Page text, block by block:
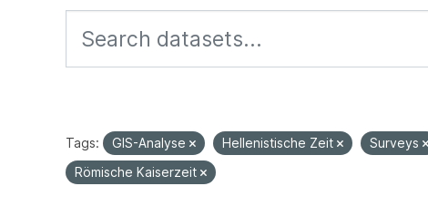
Tags: GIS-Analyse Hellenistische Zeit Surveys
Römische Kaiserzeit